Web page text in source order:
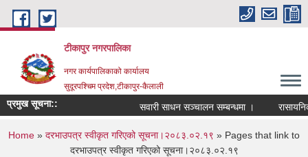
Skip to main content
टीकापुर नगरपालिका
नगर कार्यपालिकाको कार्यालय
सुदूरपश्चिम प्रदेश,टीकापुर-कैलाली
प्रमुख सूचना:: सवारी साधन सञ्चालन सम्बन्धमा ।
You are here
Home » दरभाउपत्र स्वीकृत गरिएको सूचना।२०८३.०२.१९ » Pages that link to
दरभाउपत्र स्वीकृत गरिएको सूचना।२०८३.०२.१९